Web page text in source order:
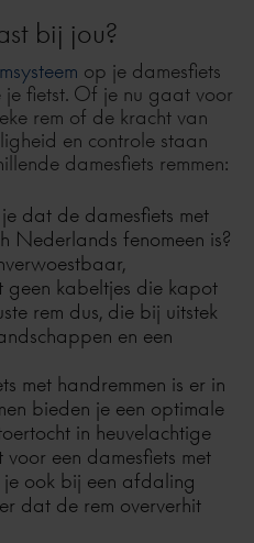
bij jou?
op je damesfiets
fietst. Of je nu gaat voor
rem of de kracht van
en controle staan
damesfiets remmen:
dat de damesfiets met
Nederlands fenomeen is?
geen kabeltjes die kapot
rem dus, die bij uitstek
en een
met handremmen is er in
bieden je een optimale
in heuvelachtige
een damesfiets met
je ook bij een afdaling
dat de rem oververhit